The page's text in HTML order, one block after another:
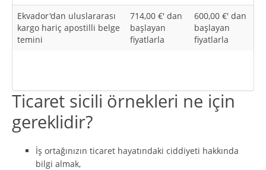
Ekvador'dan uluslararası
kargo hariç apostilli belge
temini
714,00 €' dan
başlayan
fiyatlarla
600,00 €' dan
başlayan
fiyatlarla
Ticaret sicili örnekleri ne için
gereklidir?
İş ortağınızın ticaret hayatındaki ciddiyeti hakkında
bilgi almak,